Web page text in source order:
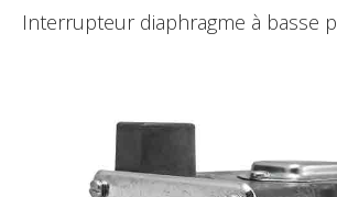
Interrupteur diaphragme à basse